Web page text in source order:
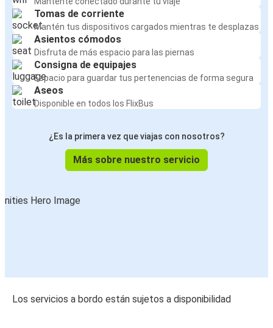
Tomas de corriente
Mantén tus dispositivos cargados mientras te desplazas
Asientos cómodos
Disfruta de más espacio para las piernas
Consigna de equipajes
Espacio para guardar tus pertenencias de forma segura
Aseos
Disponible en todos los FlixBus
¿Es la primera vez que viajas con nosotros?
Más sobre nuestro servicio
Los servicios a bordo están sujetos a disponibilidad